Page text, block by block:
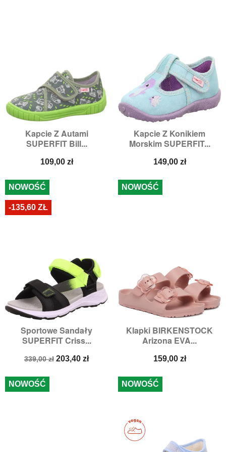
Kapcie Z Autami
SUPERFIT Bill...
Cena
109,00 zł
Kapcie Z Konikiem
Morskim SUPERFIT...
Cena
149,00 zł
Sportowe Sandały
SUPERFIT Criss...
Cena
339,00 zł Cena
203,40 zł
NOWOŚĆ
-135,60 ZŁ
Klapki BIRKENSTOCK
Arizona EVA...
Cena
159,00 zł
NOWOŚĆ
NOWOŚĆ NOWOŚĆ